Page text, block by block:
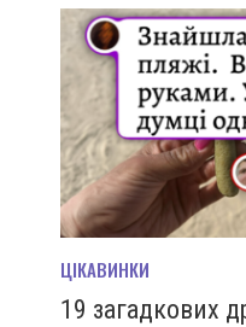
ЦІКАВИНКИ
19 загадкових